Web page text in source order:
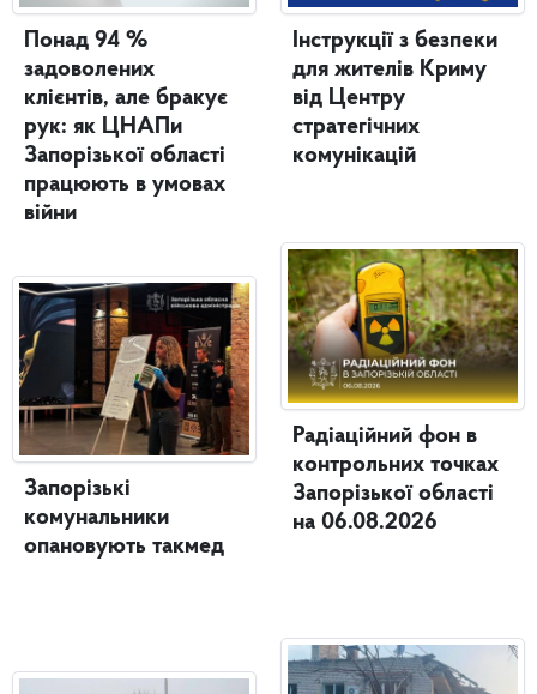
Понад 94 %
задоволених
клієнтів, але бракує
рук: як ЦНАПи
Запорізької області
працюють в умовах
війни
Запорізькі
комунальники
опановують такмед
Інструкції з безпеки
для жителів Криму
від Центру
стратегічних
комунікацій
Радіаційний фон в
контрольних точках
Запорізької області
на 06.08.2026